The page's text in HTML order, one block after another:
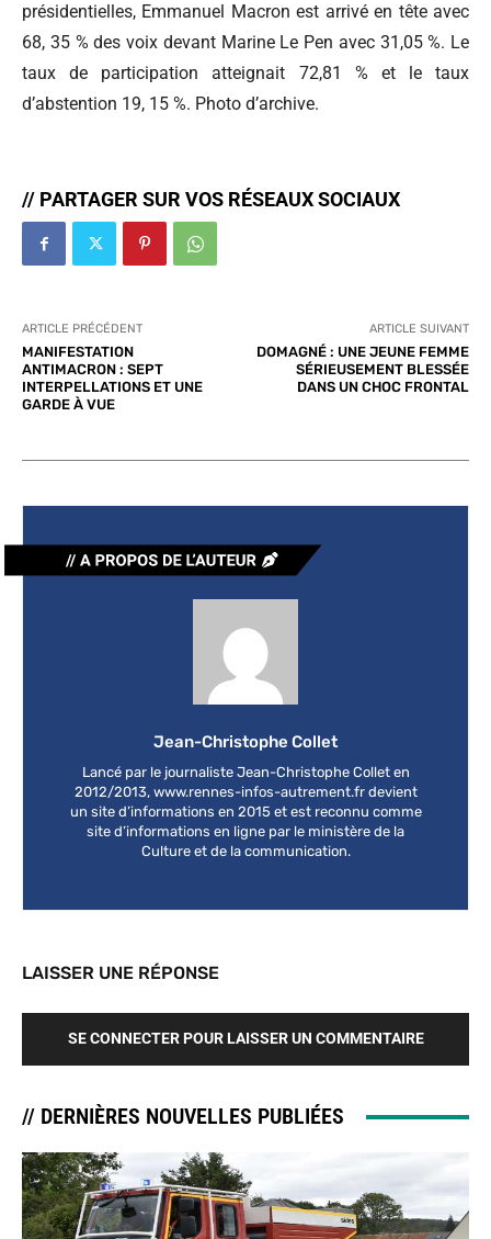
présidentielles, Emmanuel Macron est arrivé en tête avec
68, 35 % des voix devant Marine Le Pen avec 31,05 %. Le
taux de participation atteignait 72,81 % et le taux
d’abstention 19, 15 %. Photo d’archive.
// PARTAGER SUR VOS RÉSEAUX SOCIAUX
ARTICLE PRÉCÉDENT
MANIFESTATION
ANTIMACRON : SEPT
INTERPELLATIONS ET UNE
GARDE À VUE
ARTICLE SUIVANT
DOMAGNÉ : UNE JEUNE FEMME
SÉRIEUSEMENT BLESSÉE
DANS UN CHOC FRONTAL
Jean-Christophe Collet
Lancé par le journaliste Jean-Christophe Collet en
2012/2013, www.rennes-infos-autrement.fr devient
un site d’informations en 2015 et est reconnu comme
site d’informations en ligne par le ministère de la
Culture et de la communication.
LAISSER UNE RÉPONSE
SE CONNECTER POUR LAISSER UN COMMENTAIRE
// DERNIÈRES NOUVELLES PUBLIÉES